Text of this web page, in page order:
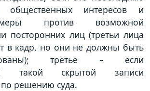
интересов и
против возможной
посторонних лиц (третьи лица
в кадр, но они не должны быть
третье – если
такой скрытой записи
по решению суда.